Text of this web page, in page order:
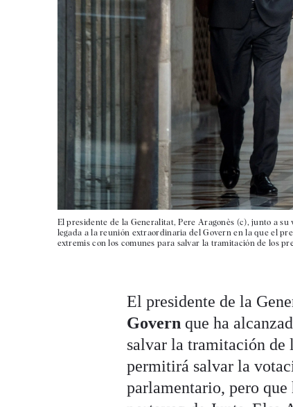
El presidente de la Generalitat, Pere Aragonès (c), junto a
legada a la reunión extraordinaria del Govern en la que el
extremis con los comunes para salvar la tramitación de los
El presidente de la
Govern que ha
salvar la tramitación de
permitirá salvar la
parlamentario, pero